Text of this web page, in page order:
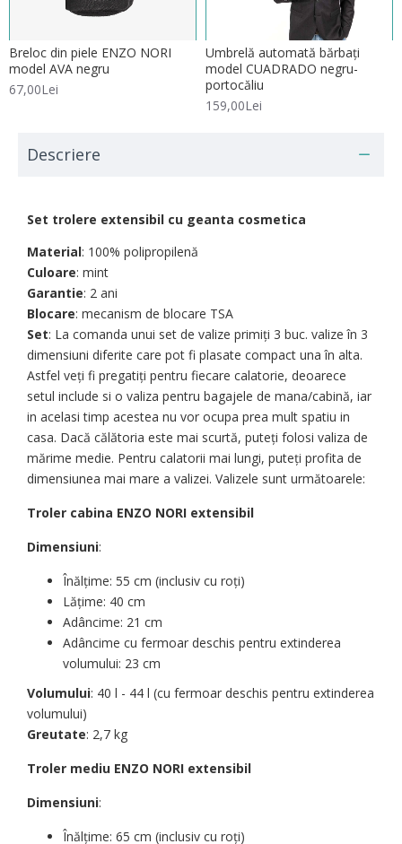
Breloc din piele ENZO NORI
model AVA negru
67,00Lei
Umbrelă automată bărbați
model CUADRADO negru-
portocăliu
159,00Lei
Descriere
Set trolere extensibil cu geanta cosmetica
Material: 100% polipropilenă
Culoare: mint
Garantie: 2 ani
Blocare: mecanism de blocare TSA
Set: La comanda unui set de valize primiți 3 buc. valize în 3
dimensiuni diferite care pot fi plasate compact una în alta.
Astfel veți fi pregatiți pentru fiecare calatorie, deoarece
setul include si o valiza pentru bagajele de mana/cabină, iar
in acelasi timp acestea nu vor ocupa prea mult spatiu in
casa. Dacă călătoria este mai scurtă, puteți folosi valiza de
mărime medie. Pentru calatorii mai lungi, puteți profita de
dimensiunea mai mare a valizei. Valizele sunt următoarele:
Troler cabina ENZO NORI extensibil
Dimensiuni:
Înălțime: 55 cm (inclusiv cu roți)
Lățime: 40 cm
Adâncime: 21 cm
Adâncime cu fermoar deschis pentru extinderea
volumului: 23 cm
Volumului: 40 l - 44 l (cu fermoar deschis pentru extinderea
volumului)
Greutate: 2,7 kg
Troler mediu ENZO NORI extensibil
Dimensiuni:
Înălțime: 65 cm (inclusiv cu roți)